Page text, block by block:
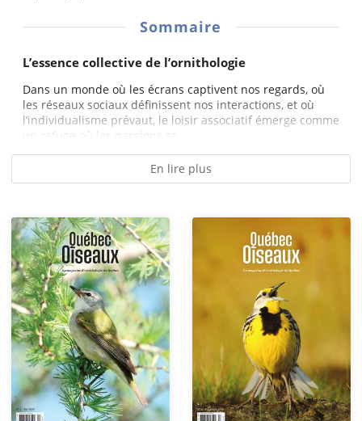
Sommaire
L’essence collective de l’ornithologie
Dans un monde où les écrans captivent nos regards, où
les réseaux sociaux définissent nos interactions, et où
l’individualisme prévaut, le loisir associatif émerge comme
un refuge où les passions se...
En lire plus